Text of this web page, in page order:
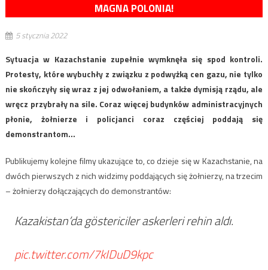
MAGNA POLONIA!
5 stycznia 2022
Sytuacja w Kazachstanie zupełnie wymknęła się spod kontroli.
Protesty, które wybuchły z związku z podwyżką cen gazu, nie tylko
nie skończyły się wraz z jej odwołaniem, a także dymisją rządu, ale
wręcz przybrały na sile. Coraz więcej budynków administracyjnych
płonie, żołnierze i policjanci coraz częściej poddają się
demonstrantom…
Publikujemy kolejne filmy ukazujące to, co dzieje się w Kazachstanie, na
dwóch pierwszych z nich widzimy poddających się żołnierzy, na trzecim
– żołnierzy dołączających do demonstrantów:
Kazakistan’da göstericiler askerleri rehin aldı.
pic.twitter.com/7kIDuD9kpc